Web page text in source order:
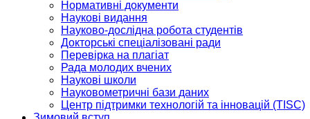
Нормативні документи
Наукові видання
Науково-дослідна робота студентів
Докторські спеціалізовані ради
Перевірка на плагіат
Рада молодих вчених
Наукові школи
Науковометричні бази даних
Центр підтримки технологій та інновацій (TISC)